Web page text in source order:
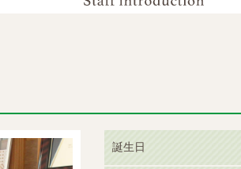
誕生日